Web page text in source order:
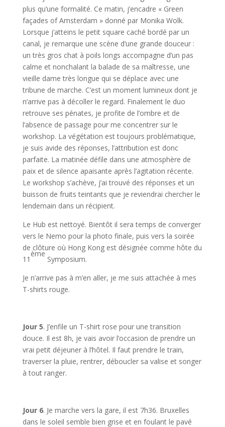
plus qu’une formalité. Ce matin, j’encadre « Green
façades of Amsterdam » donné par Monika Wolk.
Lorsque j’atteins le petit square caché bordé par un
canal, je remarque une scène d’une grande douceur :
un très gros chat à poils longs accompagne d’un pas
calme et nonchalant la balade de sa maîtresse, une
vieille dame très longue qui se déplace avec une
tribune de marche. C’est un moment lumineux dont je
n’arrive pas à décoller le regard. Finalement le duo
retrouve ses pénates, je profite de l’ombre et de
l’absence de passage pour me concentrer sur le
workshop. La végétation est toujours problématique,
je suis avide des réponses, l’attribution est donc
parfaite. La matinée défile dans une atmosphère de
paix et de silence apaisante après l’agitation récente.
Le workshop s’achève, j’ai trouvé des réponses et un
buisson de fruits teintants que je reviendrai chercher le
lendemain dans un récipient.
Le Hub est nettoyé. Bientôt il sera temps de converger
vers le Nemo pour la photo finale, puis vers la soirée
de clôture où Hong Kong est désignée comme hôte du
11
ème
Symposium.
Je n’arrive pas à m’en aller, je me suis attachée à mes
T-shirts rouge.
Jour 5. J’enfile un T-shirt rose pour une transition
douce. Il est 8h, je vais avoir l’occasion de prendre un
vrai petit déjeuner à l’hôtel. Il faut prendre le train,
traverser la pluie, rentrer, déboucler sa valise et songer
à tout ranger.
Jour 6. Je marche vers la gare, il est 7h36. Bruxelles
dans le soleil semble bien grise et en foulant le pavé